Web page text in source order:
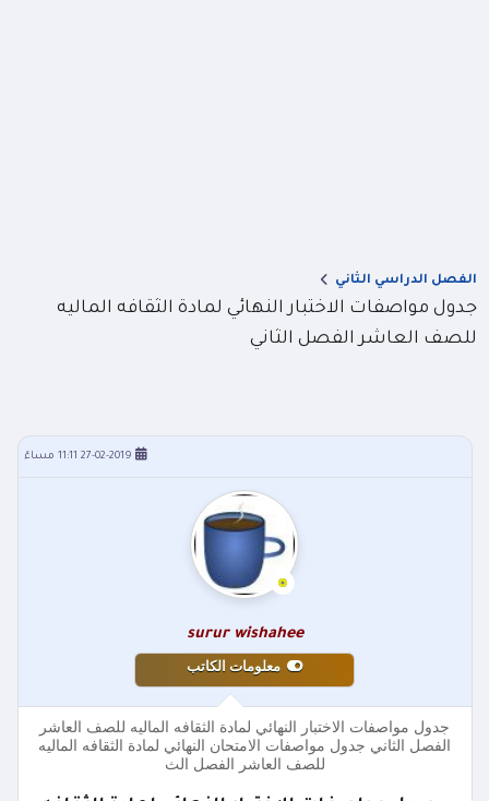
الفصل الدراسي الثاني
جدول مواصفات الاختبار النهائي لمادة الثقافه الماليه
للصف العاشر الفصل الثاني
27-02-2019 11:11 مساءً
surur wishahee
معلومات الكاتب
جدول مواصفات الاختبار النهائي لمادة الثقافه الماليه للصف العاشر
الفصل الثاني جدول مواصفات الامتحان النهائي لمادة الثقافه الماليه
للصف العاشر الفصل الث